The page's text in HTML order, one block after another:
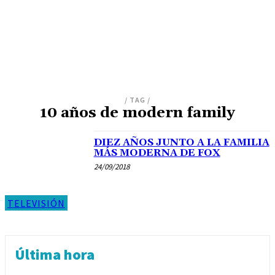
/ TAG /
10 años de modern family
TELEVISIÓN
DIEZ AÑOS JUNTO A LA FAMILIA
MÁS MODERNA DE FOX
24/09/2018
Última hora